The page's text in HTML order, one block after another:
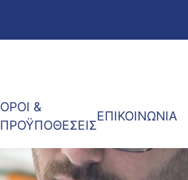
ΟΡΟΙ &
ΠΡΟΫΠΟΘΕΣΕΙΣ
ΕΠΙΚΟΙΝΩΝΙΑ